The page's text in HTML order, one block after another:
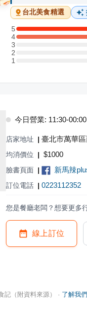
台北美食精選
5
5 星：1 則評論
4
4 星：2 則評論
3
3 星：0 則評論
2
2 星：0 則評論
11 星：0 則評論
今日營業: 11:30-00:00
店家地址 | 臺北市萬華
均消價位 | $1000
臉書頁面 | 新馬辣
訂位電話 | 0223112352
您是餐廳老闆？想要更多
線上訂位
（附資料來源） · 了解我